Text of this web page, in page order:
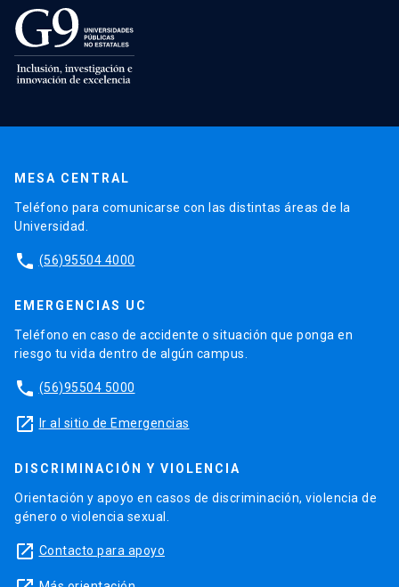
MESA CENTRAL
Teléfono para comunicarse con las distintas áreas de la
Universidad.
phone (56)95504 4000
EMERGENCIAS UC
Teléfono en caso de accidente o situación que ponga en
riesgo tu vida dentro de algún campus.
phone (56)95504 5000
launch Ir al sitio de Emergencias
DISCRIMINACIÓN Y VIOLENCIA
Orientación y apoyo en casos de discriminación, violencia de
género o violencia sexual.
launch Contacto para apoyo